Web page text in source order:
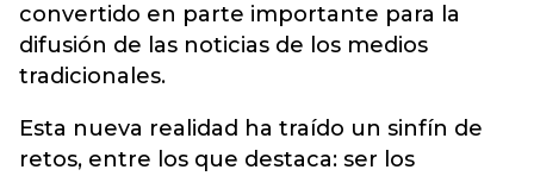
convertido en parte importante para la
difusión de las noticias de los medios
tradicionales.
Esta nueva realidad ha traído un sinfín de
retos, entre los que destaca: ser los